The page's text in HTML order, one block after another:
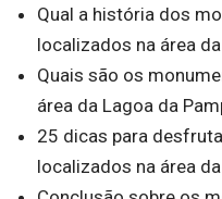
Qual a história dos
localizados na área
Quais são os
área da Lagoa da
25 dicas para
localizados na área